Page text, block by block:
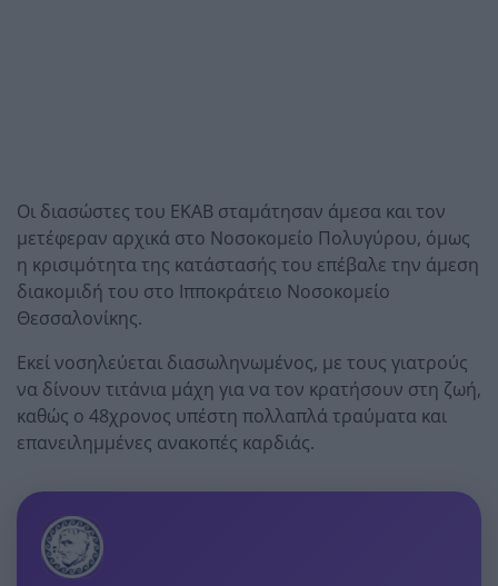
Οι διασώστες του ΕΚΑΒ σταμάτησαν άμεσα και τον
μετέφεραν αρχικά στο Νοσοκομείο Πολυγύρου, όμως
η κρισιμότητα της κατάστασής του επέβαλε την άμεση
διακομιδή του στο Ιπποκράτειο Νοσοκομείο
Θεσσαλονίκης.
Εκεί νοσηλεύεται διασωληνωμένος, με τους γιατρούς
να δίνουν τιτάνια μάχη για να τον κρατήσουν στη ζωή,
καθώς ο 48χρονος υπέστη πολλαπλά τραύματα και
επανειλημμένες ανακοπές καρδιάς.